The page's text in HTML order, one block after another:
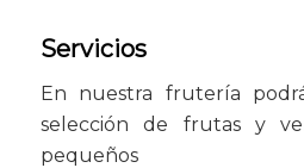
Servicios
En nuestra frutería
selección de frutas y
pequeños